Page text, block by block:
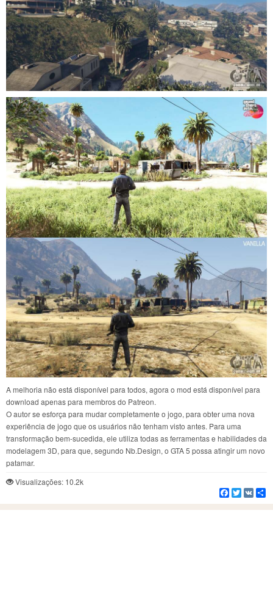
A melhoria não está disponível para todos, agora o mod está disponível para
download apenas para membros do Patreon.
O autor se esforça para mudar completamente o jogo, para obter uma nova
experiência de jogo que os usuários não tenham visto antes. Para uma
transformação bem-sucedida, ele utiliza todas as ferramentas e habilidades da
modelagem 3D, para que, segundo Nb.Design, o GTA 5 possa atingir um novo
patamar.
Visualizações: 10.2k
Facebook
Twitter
VK